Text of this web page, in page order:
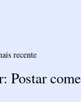
recente
Postar